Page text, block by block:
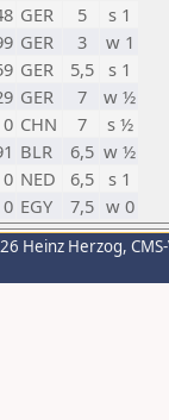
GER 5
s 1
GER 3
w 1
GER 5,5
s 1
GER 7
w ½
0 CHN 7
s ½
BLR 6,5 w ½
0 NED 6,5
s 1
0 EGY 7,5 w 0
Heinz Herzog,